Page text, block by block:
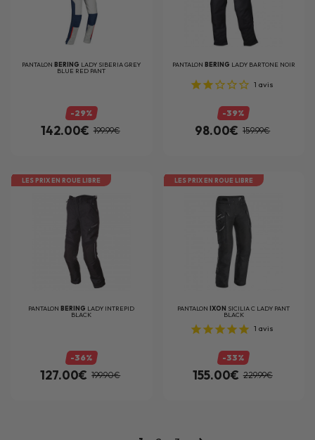
PANTALONBERING LADY SIBERIA GREY
BLUE RED PANT
-29%
142.00€ 199.99€
PANTALON BERING LADY BARTONE NOIR
1 avis
-39%
98.00€ 159.99€
LES PRIX EN ROUE LIBRE
PANTALON BERING LADY INTREPID
BLACK
-36%
127.00€ 199.90€
LES PRIX EN ROUE LIBRE
PANTALON IXON SICILIA C LADY PANT
BLACK
1 avis
-33%
155.00€ 229.99€